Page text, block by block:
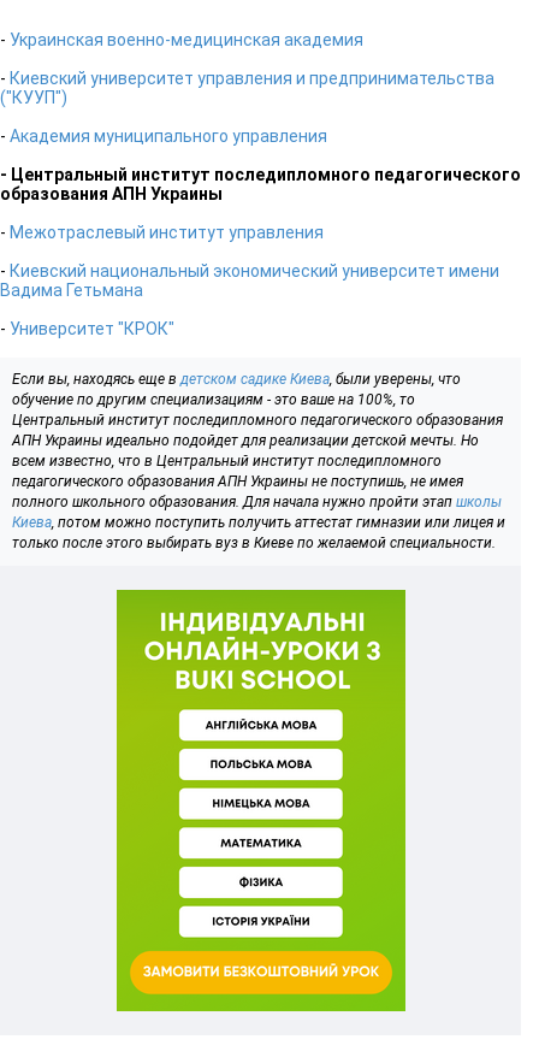
- Украинская военно-медицинская академия
- Киевский университет управления и предпринимательства
("КУУП")
- Академия муниципального управления
- Центральный институт последипломного педагогического
образования АПН Украины
- Межотраслевый институт управления
- Киевский национальный экономический университет имени
Вадима Гетьмана
- Университет "КРОК"
Если вы, находясь еще в детском садике Киева , были уверены, что
обучение по другим специализациям - это ваше на 100%, то
Центральный институт последипломного педагогического образования
АПН Украины идеально подойдет для реализации детской мечты. Но
всем известно, что в Центральный институт последипломного
педагогического образования АПН Украины не поступишь, не имея
полного школьного образования. Для начала нужно пройти этап школы
Киева , потом можно поступить получить аттестат гимназии или лицея и
только после этого выбирать вуз в Киеве по желаемой специальности.